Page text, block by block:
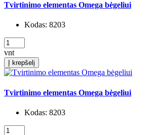
Tvirtinimo elementas Omega bėgeliui
Kodas: 8203
vnt
Į krepšelį
Tvirtinimo elementas Omega bėgeliui
Kodas: 8203